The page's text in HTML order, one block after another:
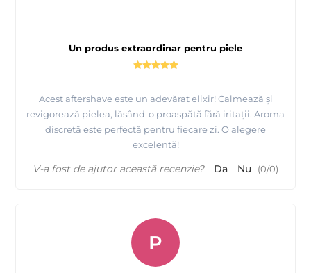
Un produs extraordinar pentru piele
Acest aftershave este un adevărat elixir! Calmează și
revigorează pielea, lăsând-o proaspătă fără iritații. Aroma
discretă este perfectă pentru fiecare zi. O alegere
excelentă!
V-a fost de ajutor această recenzie? Da Nu (0/0)
P